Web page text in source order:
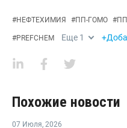
#НЕФТЕХИМИЯ #ПП-ГОМО #
#PREFCHEM Еще 1
Похожие новости
07 Июля, 2026